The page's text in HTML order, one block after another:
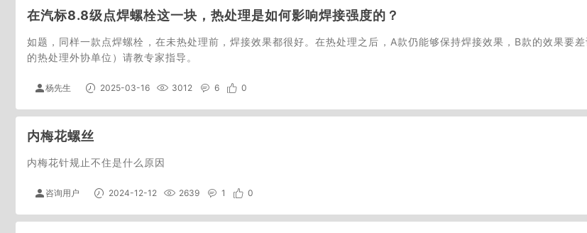
在汽标8.8级点焊螺栓这一块，热处理是如何影响焊接强度的？
如题，同样一款点焊螺栓，在未热处理前，焊接效果都很好。在热处理之后，A款仍能够保持焊接效果，B款的效果要
的热处理外协单位）请教专家指导。
杨先生 2025-03-16 3012 6 0
内梅花螺丝
内梅花针规止不住是什么原因
咨询用户 2024-12-12 2639 1 0